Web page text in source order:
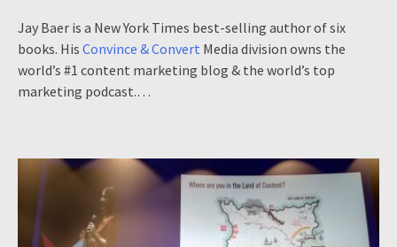
Jay Baer is a New York Times best-selling author of six
books. His Convince & Convert Media division owns the
world’s #1 content marketing blog & the world’s top
marketing podcast.…